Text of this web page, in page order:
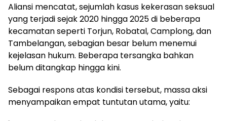
Aliansi mencatat, sejumlah kasus kekerasan seksual
yang terjadi sejak 2020 hingga 2025 di beberapa
kecamatan seperti Torjun, Robatal, Camplong, dan
Tambelangan, sebagian besar belum menemui
kejelasan hukum. Beberapa tersangka bahkan
belum ditangkap hingga kini.
Sebagai respons atas kondisi tersebut, massa aksi
menyampaikan empat tuntutan utama, yaitu: